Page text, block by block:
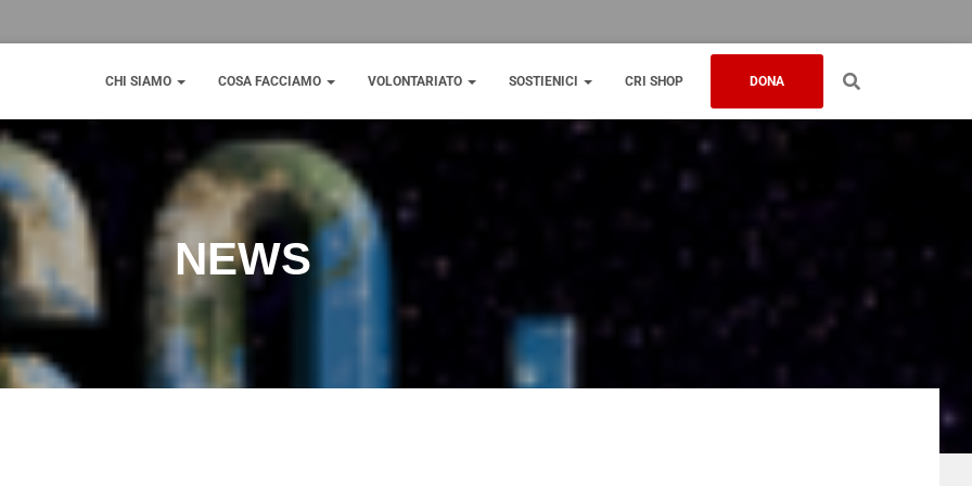
CHI SIAMO COSA FACCIAMO VOLONTARIATO SOSTIENICI CRI SHOP DONA
NEWS